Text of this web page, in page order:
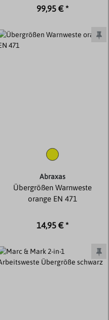
99,95 € *
Abraxas
Übergrößen Warnweste
orange EN 471
14,95 € *